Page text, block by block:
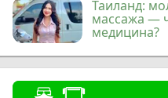
Таиланд:
массажа —
медицина?